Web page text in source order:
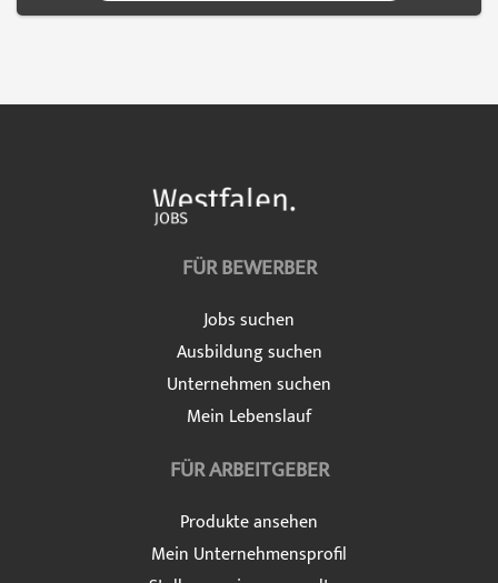
FÜR BEWERBER
Jobs suchen
Ausbildung suchen
Unternehmen suchen
Mein Lebenslauf
FÜR ARBEITGEBER
Produkte ansehen
Mein Unternehmensprofil